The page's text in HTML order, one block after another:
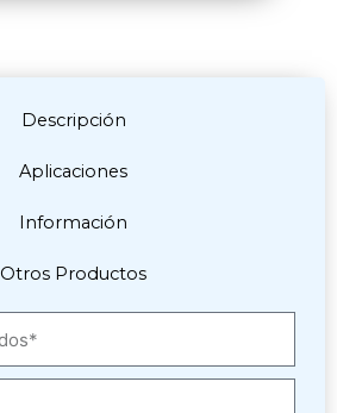
Descripción
Aplicaciones
Información
Otros Productos